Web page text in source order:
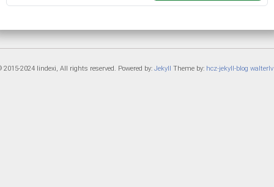
2015-2024 lindexi, All rights reserved. Powered by: Jekyll Theme by: hcz-jekyll-blog walterlv